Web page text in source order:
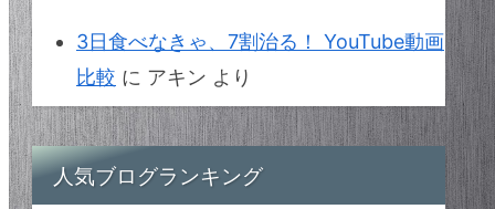
3日食べなきゃ、7割治る！ YouTube動画
比較 に アキン より
人気ブログランキング